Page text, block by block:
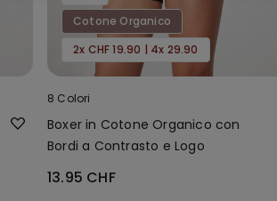
Cotone Organico
2x CHF 19.90 | 4x 29.90
8 Colori
Boxer in Cotone Organico con
Bordi a Contrasto e Logo
13.95 CHF